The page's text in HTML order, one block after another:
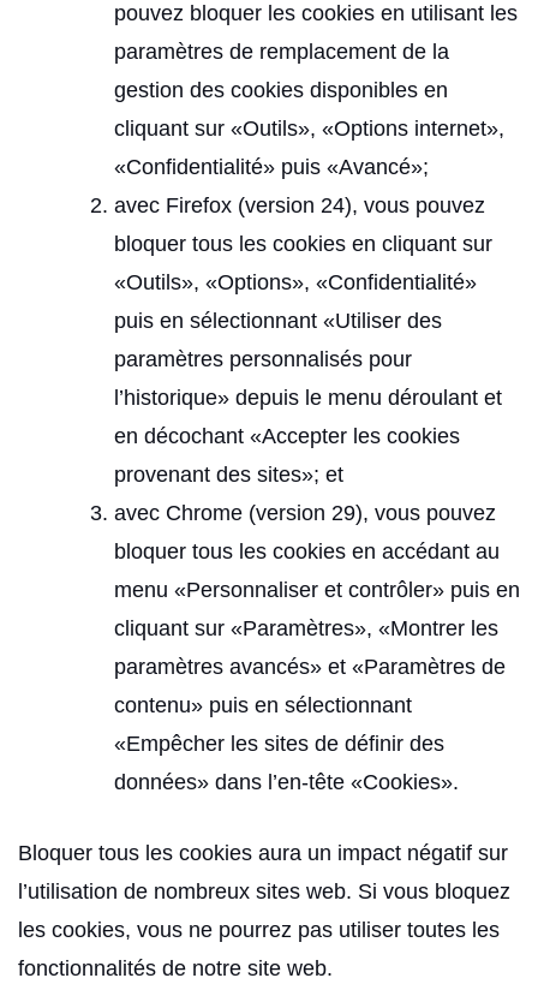
pouvez bloquer les cookies en utilisant les
paramètres de remplacement de la
gestion des cookies disponibles en
cliquant sur «Outils», «Options internet»,
«Confidentialité» puis «Avancé»;
avec Firefox (version 24), vous pouvez
bloquer tous les cookies en cliquant sur
«Outils», «Options», «Confidentialité»
puis en sélectionnant «Utiliser des
paramètres personnalisés pour
l’historique» depuis le menu déroulant et
en décochant «Accepter les cookies
provenant des sites»; et
avec Chrome (version 29), vous pouvez
bloquer tous les cookies en accédant au
menu «Personnaliser et contrôler» puis en
cliquant sur «Paramètres», «Montrer les
paramètres avancés» et «Paramètres de
contenu» puis en sélectionnant
«Empêcher les sites de définir des
données» dans l’en-tête «Cookies».
Bloquer tous les cookies aura un impact négatif sur
l’utilisation de nombreux sites web. Si vous bloquez
les cookies, vous ne pourrez pas utiliser toutes les
fonctionnalités de notre site web.